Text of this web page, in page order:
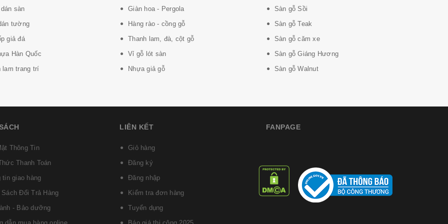
dụng trung bình
sàn
tường
giả đá
Hàn Quốc
lam trang trí
Giàn hoa - Pergola
Hàng rào - cồng gỗ
Thanh lam, đà, cột gỗ
Vỉ gỗ lót sàn
Nhựa giả gỗ
Sàn gỗ Sồi
Sàn gỗ Teak
Sàn gỗ căm xe
Sàn gỗ Giáng Hương
Sàn gỗ Walnut
Thông Tin
Thanh Toán
tin giao hàng
Sách Đổi Trả Hàng
- Bảo dưỡng
LIÊN KẾT
Giỏ hàng
Đăng ký
Đăng nhập
Kiểm tra đơn hàng
Tuyển dụng
FANPAGE